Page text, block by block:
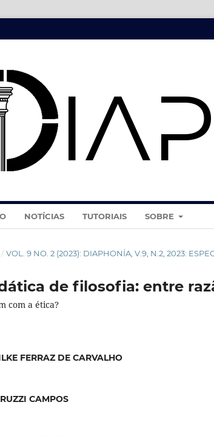
NOTÍCIAS TUTORIAIS SOBRE
/ VOL. 9 NO. 2 (2023): DIAPHONÍA, V.9, N.2, 2023:
de filosofia: entre
com a ética?
FERRAZ DE CARVALHO
CAMPOS